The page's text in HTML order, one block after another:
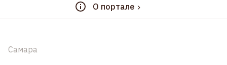
О портале
Самара